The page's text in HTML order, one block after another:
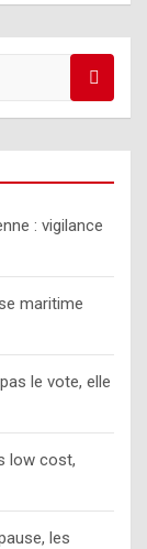
: vigilance
maritime
le vote, elle
low cost,
les